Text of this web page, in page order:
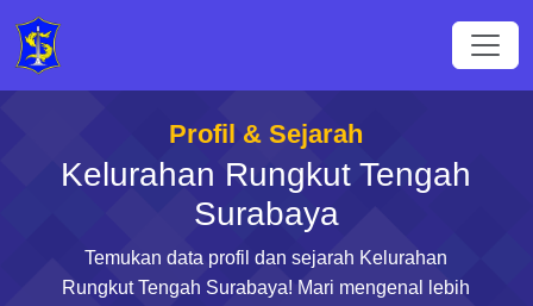
Profil & Sejarah
Kelurahan Rungkut Tengah
Surabaya
Temukan data profil dan sejarah Kelurahan
Rungkut Tengah Surabaya! Mari mengenal lebih